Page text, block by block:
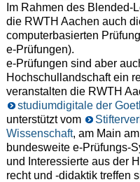
Im Rahmen des Blended-
die RWTH Aachen auch
computerbasierten
e-Prüfungen).
e-Prüfungen sind aber
Hochschullandschaft ein
veranstalten die RWTH
studiumdigitale der
unterstützt vom
Wissenschaft, am Main
bundesweite e-Prüfungs-
und Interessierte aus der
recht und -didaktik treffen